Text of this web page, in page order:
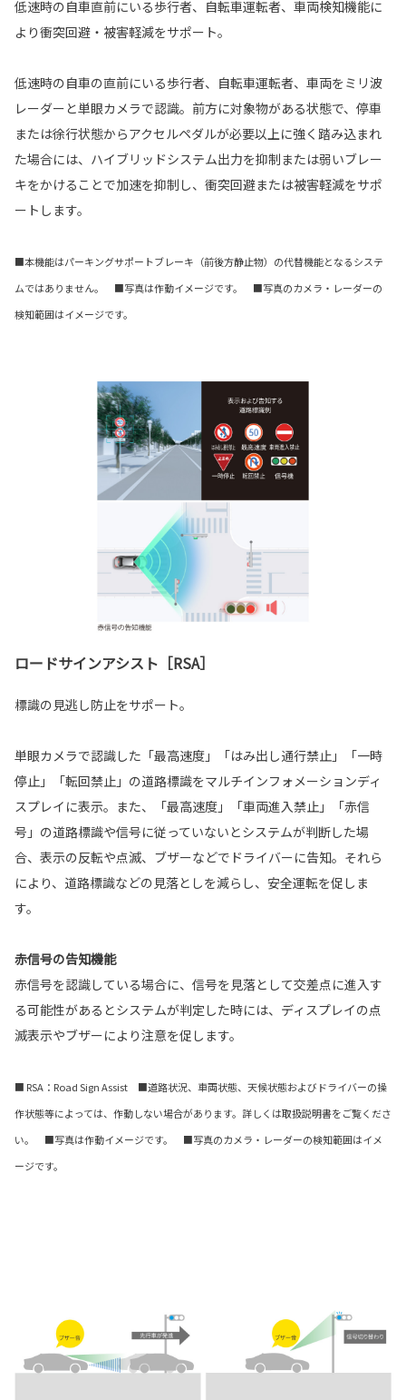
低速時の自車直前にいる歩行者、自転車運転者、車両検知機能に
より衝突回避・被害軽減をサポート。
低速時の自車の直前にいる歩行者、自転車運転者、車両をミリ波
レーダーと単眼カメラで認識。前方に対象物がある状態で、停車
または徐行状態からアクセルペダルが必要以上に強く踏み込まれ
た場合には、ハイブリッドシステム出力を抑制または弱いブレー
キをかけることで加速を抑制し、衝突回避または被害軽減をサポ
ートします。
■本機能はパーキングサポートブレーキ（前後方静止物）の代替機能となるシステ
ムではありません。 ■写真は作動イメージです。 ■写真のカメラ・レーダーの
検知範囲はイメージです。
ロードサインアシスト［RSA］
標識の見逃し防止をサポート。
単眼カメラで認識した「最高速度」「はみ出し通行禁止」「一時
停止」「転回禁止」の道路標識をマルチインフォメーションディ
スプレイに表示。また、「最高速度」「車両進入禁止」「赤信
号」の道路標識や信号に従っていないとシステムが判断した場
合、表示の反転や点滅、ブザーなどでドライバーに告知。それら
により、道路標識などの見落としを減らし、安全運転を促しま
す。
赤信号の告知機能
赤信号を認識している場合に、信号を見落として交差点に進入す
る可能性があるとシステムが判定した時には、ディスプレイの点
滅表示やブザーにより注意を促します。
■ RSA：Road Sign Assist ■道路状況、車両状態、天候状態およびドライバーの操
作状態等によっては、作動しない場合があります。詳しくは取扱説明書をご覧くださ
い。 ■写真は作動イメージです。 ■写真のカメラ・レーダーの検知範囲はイメ
ージです。